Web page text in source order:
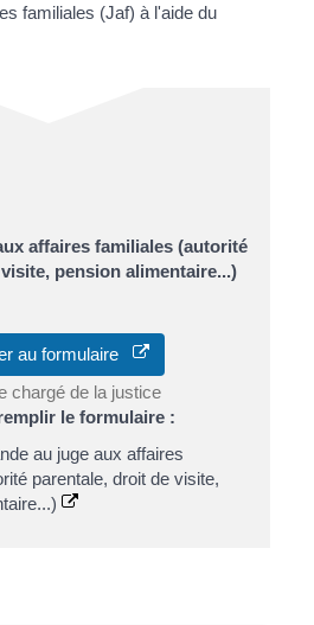
familiales (Jaf) à l'aide du
affaires familiales (autorité
pension alimentaire...)
au formulaire
chargé de la justice
le formulaire :
au juge aux affaires
parentale, droit de visite,